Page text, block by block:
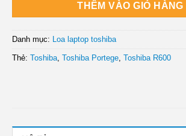
THÊM VÀO GIỎ HÀNG
Danh mục: Loa laptop toshiba
Thẻ: Toshiba, Toshiba Portege, Toshiba R600